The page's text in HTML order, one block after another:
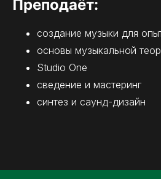
Преподаёт:
создание музыки для
основы музыкальной
Studio One
сведение и мастеринг
синтез и саунд-дизайн